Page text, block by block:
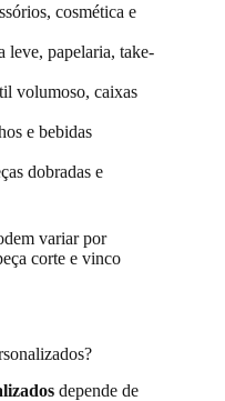
cosmética e
leve, papelaria, take-
volumoso, caixas
e bebidas
dobradas e
variar por
corte e vinco
depende de